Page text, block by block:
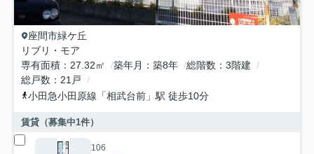
座間市緑ケ丘
リブリ・モア
専有面積
27.32㎡ 築年月 築8年 総階数
3階建
総戸数
21戸
小田急小田原線 「相武台前 」駅 徒歩10分
賃貸（募集中1件）
106